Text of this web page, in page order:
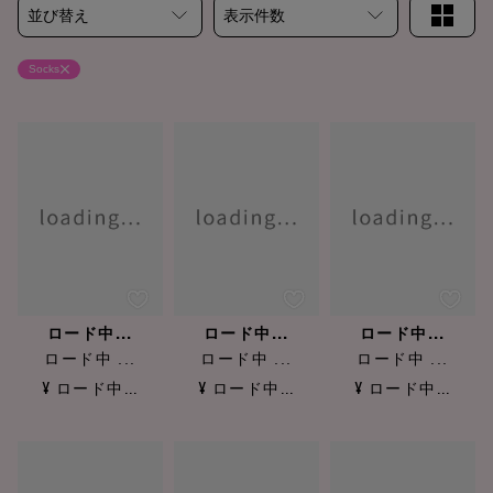
並び替え 表示件数
Socks
ロード中...
ロード中 ...
¥ ロード中...
ロード中...
ロード中 ...
¥ ロード中...
ロード中...
ロード中 ...
¥ ロード中...